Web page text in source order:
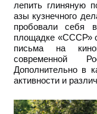
лепить глиняную
азы кузнечного
пробовали себя
площадке «СССР»
письма на
современной
Дополнительно в
активности и